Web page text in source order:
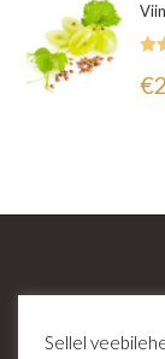
5.00
€
Sellel